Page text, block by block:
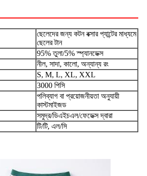
ছেলেদের জন্য কটন বক্সার প্যান্টের মাধ্যমে
ছেলের টান
95% তুলা/5% স্প্যানডেক্স
নীল, সাদা, কালো, অন্যান্য রং
S, M, L, XL, XXL
3000 পিসি
পলিব্যাগ বা প্রয়োজনীয়তা অনুযায়ী
কাস্টমাইজড
সমুদ্র/ডিএইচএল/ফেডেক্স দ্বারা
টি/টি, এল/সি